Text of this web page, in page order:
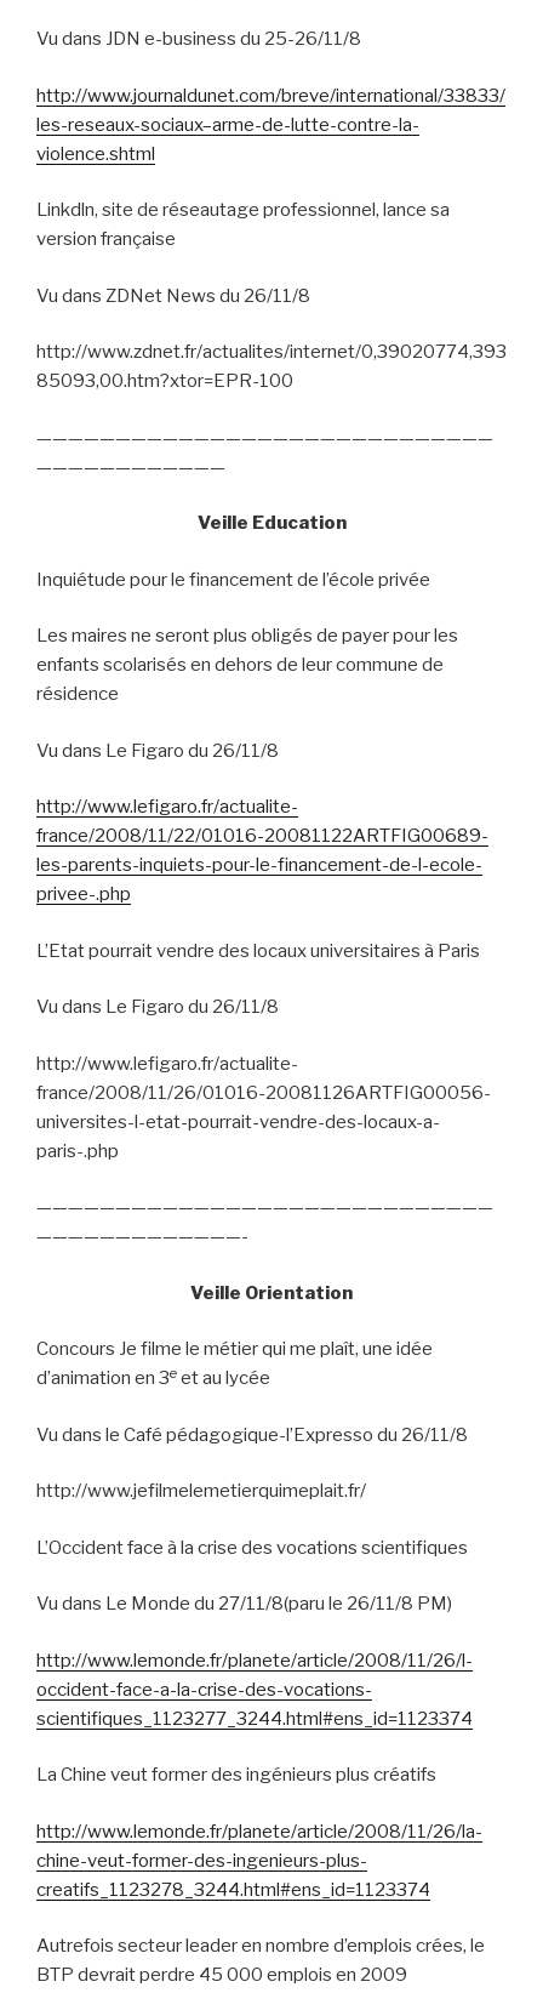
Vu dans JDN e-business du 25-26/11/8
http://www.journaldunet.com/breve/international/33833/
les-reseaux-sociaux–arme-de-lutte-contre-la-
violence.shtml
Linkdln, site de réseautage professionnel, lance sa
version française
Vu dans ZDNet News du 26/11/8
http://www.zdnet.fr/actualites/internet/0,39020774,393
85093,00.htm?xtor=EPR-100
—————————————————————————————
————————————
Veille Education
Inquiétude pour le financement de l’école privée
Les maires ne seront plus obligés de payer pour les
enfants scolarisés en dehors de leur commune de
résidence
Vu dans Le Figaro du 26/11/8
http://www.lefigaro.fr/actualite-
france/2008/11/22/01016-20081122ARTFIG00689-
les-parents-inquiets-pour-le-financement-de-l-ecole-
privee-.php
L’Etat pourrait vendre des locaux universitaires à Paris
Vu dans Le Figaro du 26/11/8
http://www.lefigaro.fr/actualite-
france/2008/11/26/01016-20081126ARTFIG00056-
universites-l-etat-pourrait-vendre-des-locaux-a-
paris-.php
—————————————————————————————
—————————————-
Veille Orientation
Concours Je filme le métier qui me plaît, une idée
d’animation en 3e et au lycée
Vu dans le Café pédagogique-l’Expresso du 26/11/8
http://www.jefilmelemetierquimeplait.fr/
L’Occident face à la crise des vocations scientifiques
Vu dans Le Monde du 27/11/8(paru le 26/11/8 PM)
http://www.lemonde.fr/planete/article/2008/11/26/l-
occident-face-a-la-crise-des-vocations-
scientifiques_1123277_3244.html#ens_id=1123374
La Chine veut former des ingénieurs plus créatifs
http://www.lemonde.fr/planete/article/2008/11/26/la-
chine-veut-former-des-ingenieurs-plus-
creatifs_1123278_3244.html#ens_id=1123374
Autrefois secteur leader en nombre d’emplois crées, le
BTP devrait perdre 45 000 emplois en 2009